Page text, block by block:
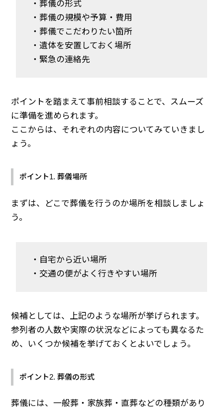
・葬儀の形式
・葬儀の規模や予算・費用
・葬儀でこだわりたい箇所
・遺体を安置しておく場所
・緊急の連絡先
ポイントを踏まえて事前相談することで、スムーズ
に準備を進められます。
ここからは、それぞれの内容についてみていきまし
ょう。
ポイント1. 葬儀場所
まずは、どこで葬儀を行うのか場所を相談しましょ
う。
・自宅から近い場所
・交通の便がよく行きやすい場所
候補としては、上記のような場所が挙げられます。
参列者の人数や実際の状況などによっても異なるた
め、いくつか候補を挙げておくとよいでしょう。
ポイント2. 葬儀の形式
葬儀には、一般葬・家族葬・直葬などの種類があり